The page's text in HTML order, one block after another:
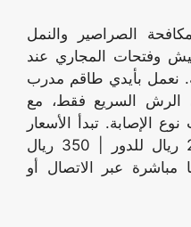
الصراصير والنمل
وفتحات المجاري عند
نعمل بأيدي طاقم مدرب
الرش السريع فقط، مع
الإصابة. تبدأ الأسعار
من 200 ريال للشقة | 250 ريال للدور | 350 ريال
مباشرة عبر الاتصال أو